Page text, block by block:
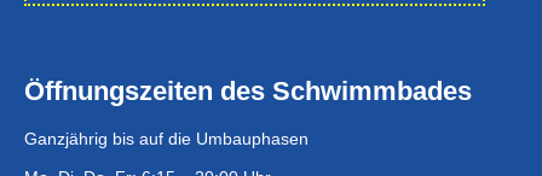
Öffnungszeiten des Schwimmbades
Ganzjährig bis auf die Umbauphasen